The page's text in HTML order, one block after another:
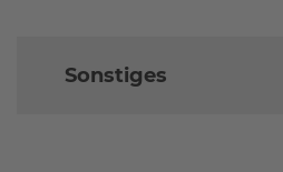
Sonstiges